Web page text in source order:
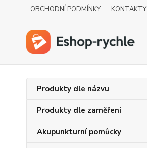
OBCHODNÍ PODMÍNKY KONTAKTY
Produkty dle názvu
Produkty dle zaměření
Akupunkturní pomůcky